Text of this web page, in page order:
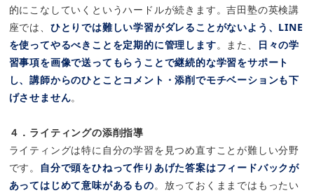
的にこなしていくというハードルが続きます。吉田塾の英検講
座では、 ひとりでは難しい学習がダレることがないよう、LINE
を使ってやるべきことを定期的に管理します。また、
日々の学
習事項を画像で送ってもらうことで継続的な学習をサポート
し、講師からのひとことコメント・添削でモチベーションも下
げさせません。
４．ライティングの添削指導
ライティングは特に自分の学習を見つめ直すことが難しい分野
です。
自分で頭をひねって作りあげた答案はフィードバックが
あってはじめて意味があるもの。放っておくままではもったい